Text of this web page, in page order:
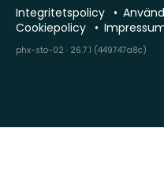
Integritetspolicy
Cookiepolicy
phx-sto-02 · 26.7.1 (449747a8c)